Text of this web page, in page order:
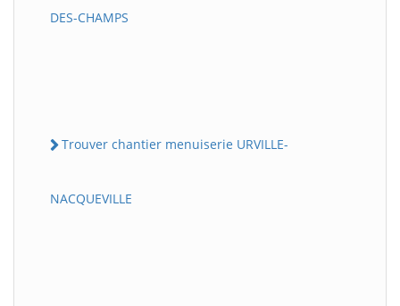
DES-CHAMPS
Trouver chantier menuiserie URVILLE-
NACQUEVILLE